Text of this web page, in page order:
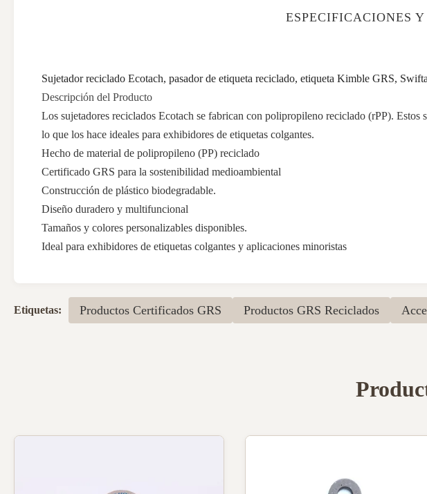
ESPECIFICACIONES
Sujetador reciclado Ecotach, pasador de etiqueta reciclado, etiqueta Kimble GRS,
Descripción del Producto
Los sujetadores reciclados Ecotach se fabrican con polipropileno reciclado (rPP).
lo que los hace ideales para exhibidores de etiquetas colgantes.
Hecho de material de polipropileno (PP) reciclado
Certificado GRS para la sostenibilidad medioambiental
Construcción de plástico biodegradable.
Diseño duradero y multifuncional
Tamaños y colores personalizables disponibles.
Ideal para exhibidores de etiquetas colgantes y aplicaciones minoristas
Etiquetas: Productos Certificados GRS Productos GRS Reciclados